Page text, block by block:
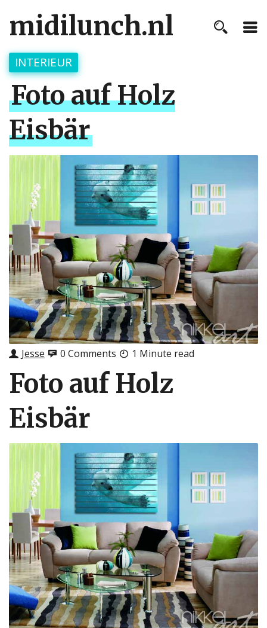
midilunch.nl
INTERIEUR
Foto auf Holz
Eisbär
Jesse 0 Comments 1 Minute read
Foto auf Holz
Eisbär